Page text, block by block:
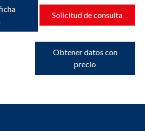
Solicitud de consulta
Obtener datos con
precio